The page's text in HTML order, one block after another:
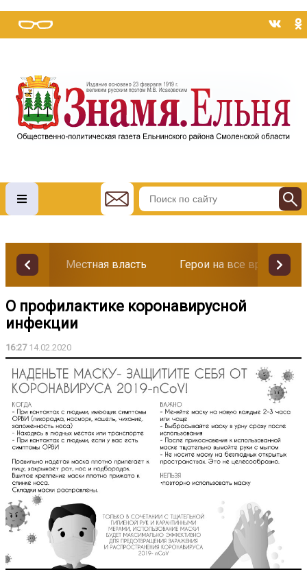
Местная власть Герои на все времена
О профилактике коронавирусной
инфекции
16:2714.02.2020